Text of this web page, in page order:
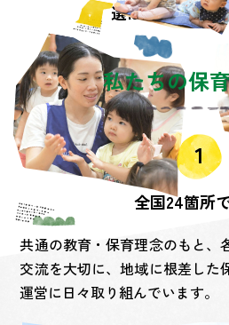
選ばれる保育所
私たちの保
全国24箇所
共通の教育・保育理念のもと、
交流を大切に、地域に根差した
運営に日々取り組んでいます。